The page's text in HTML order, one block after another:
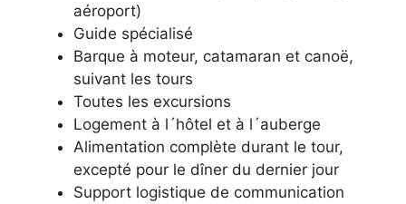
aéroport)
Guide spécialisé
Barque à moteur, catamaran et canoë,
suivant les tours
Toutes les excursions
Logement à l´hôtel et à l´auberge
Alimentation complète durant le tour,
excepté pour le dîner du dernier jour
Support logistique de communication